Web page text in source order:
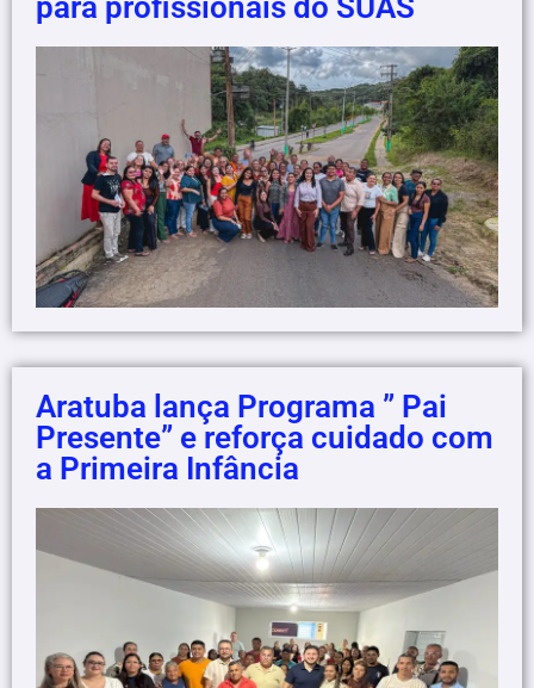
para profissionais do SUAS
Aratuba lança Programa ” Pai
Presente” e reforça cuidado com
a Primeira Infância